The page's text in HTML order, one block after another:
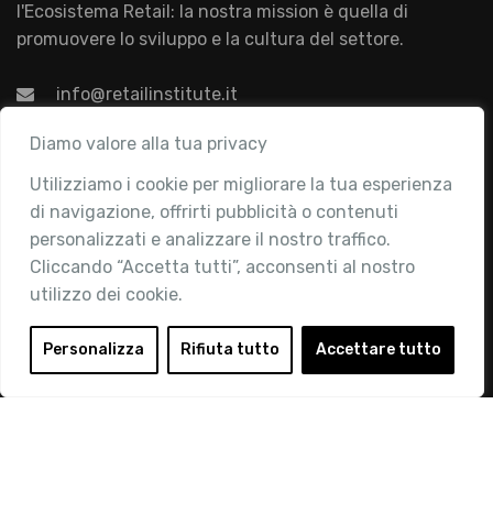
Diamo valore alla tua privacy
Utilizziamo i cookie per migliorare la tua esperienza
di navigazione, offrirti pubblicità o contenuti
personalizzati e analizzare il nostro traffico.
Cliccando “Accetta tutti”, acconsenti al nostro
utilizzo dei cookie.
Personalizza Rifiuta tutto Accettare tutto
l'Ecosistema Retail: la nostra mission è quella di
promuovere lo sviluppo e la cultura del settore.
info@retailinstitute.it
Associazione
Chi siamo
Attività
Contatti
Area Riservata
Login
Diventa Socio